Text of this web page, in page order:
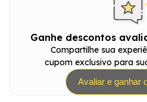
Ganhe descontos
Compartilhe sua
cupom exclusivo para
Avaliar e ganhar